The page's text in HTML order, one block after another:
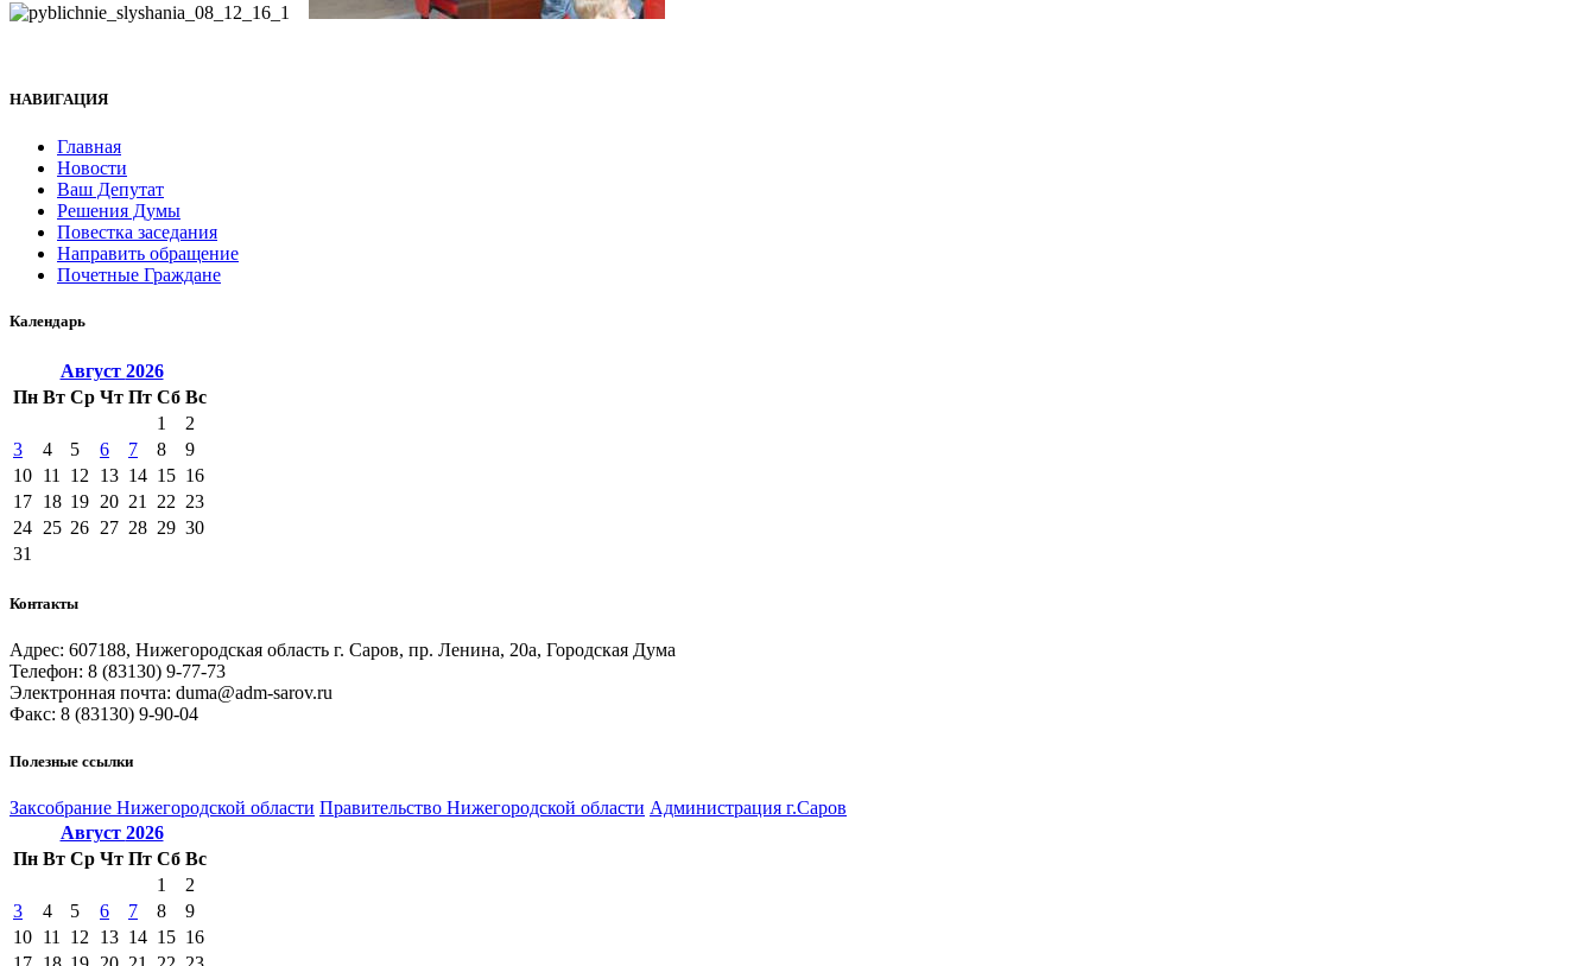
НАВИГАЦИЯ
Главная
Новости
Ваш Депутат
Решения Думы
Повестка заседания
Направить обращение
Почетные Граждане
Календарь
Август 2026
Пн Вт Ср Чт Пт Сб Вс
1
2
3
4 5 6 7 8
9
10 11 12 13 14 15 16
17 18 19 20 21 22 23
24 25 26 27 28 29 30
31
Контакты
Адрес: 607188, Нижегородская область г. Саров, пр. Ленина, 20а, Городская Дума
Телефон: 8 (83130) 9-77-73
Электронная почта: duma@adm-sarov.ru
Факс: 8 (83130) 9-90-04
Полезные ссылки
Закcобрание Нижегородской области Правительство Нижегородской области Администрация г.Саров
Август 2026
Пн Вт Ср Чт Пт Сб Вс
1
2
3
4 5 6 7 8
9
10 11 12 13 14 15 16